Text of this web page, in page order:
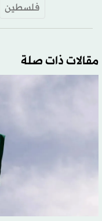
فلسطين
مقالات ذات صلة